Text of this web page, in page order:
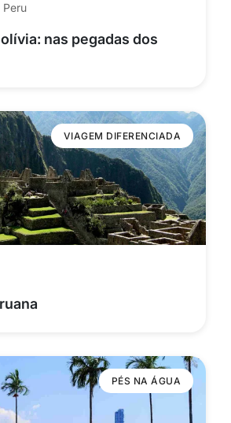
Peru
nas pegadas dos
VIAGEM DIFERENCIADA
PÉS NA ÁGUA